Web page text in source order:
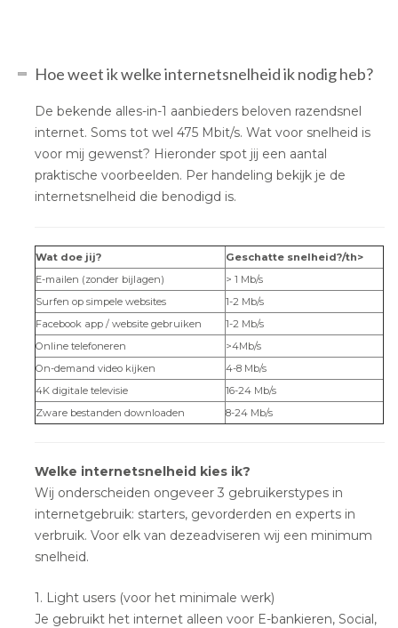
Hoe weet ik welke internetsnelheid ik nodig heb?
De bekende alles-in-1 aanbieders beloven razendsnel
internet. Soms tot wel 475 Mbit/s. Wat voor snelheid is
voor mij gewenst? Hieronder spot jij een aantal
praktische voorbeelden. Per handeling bekijk je de
internetsnelheid die benodigd is.
Wat doe jij?
Geschatte snelheid?/th>
E-mailen (zonder bijlagen)
> 1 Mb/s
Surfen op simpele websites
1-2 Mb/s
Facebook app / website gebruiken
1-2 Mb/s
Online telefoneren
>4Mb/s
On-demand video kijken
4-8 Mb/s
4K digitale televisie
16-24 Mb/s
Zware bestanden downloaden
8-24 Mb/s
Welke internetsnelheid kies ik?
Wij onderscheiden ongeveer 3 gebruikerstypes in
internetgebruik: starters, gevorderden en experts in
verbruik. Voor elk van dezeadviseren wij een minimum
snelheid.
1. Light users (voor het minimale werk)
Je gebruikt het internet alleen voor E-bankieren, Social,